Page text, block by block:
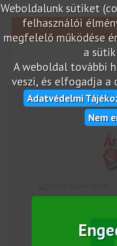
Weboldalunk sütiket
felhasználói
megfelelő működése
a
A weboldal további
veszi, és elfogadja a
Adatvédelmi
Nem